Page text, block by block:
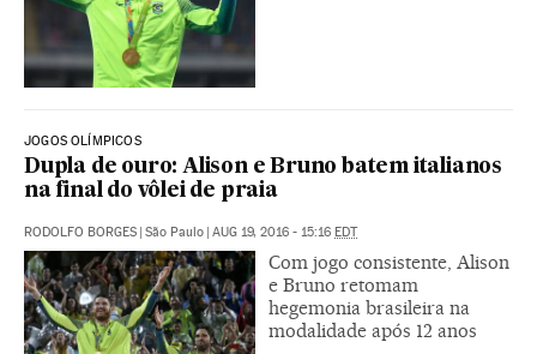
JOGOS OLÍMPICOS
Dupla de ouro: Alison e Bruno batem italianos
na final do vôlei de praia
RODOLFO BORGES | São Paulo | AUG 19, 2016 - 15:16 EDT
Com jogo consistente, Alison
e Bruno retomam
hegemonia brasileira na
modalidade após 12 anos